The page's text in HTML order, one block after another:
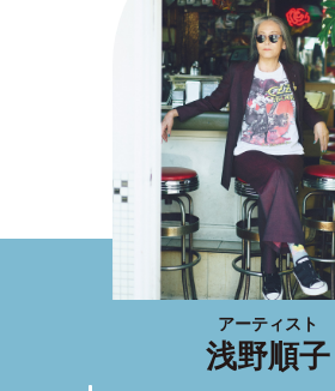
アーティスト
浅野順子